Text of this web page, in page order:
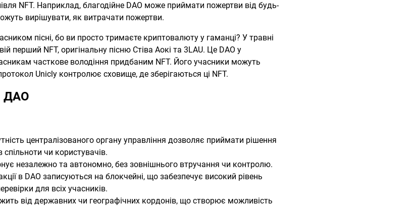
NFT. Наприклад, благодійне DAO може приймати пожертви від будь-
вирішувати, як витрачати пожертви.
пісні, бо ви просто тримаєте криптовалюту у гаманці? У травні
перший NFT, оригінальну пісню Стіва Аокі та 3LAU. Це DAO у
часткове володіння придбаним NFT. Його учасники можуть
Unicly контролює сховище, де зберігаються ці NFT.
ДАО
централізованого органу управління дозволяє приймати рішення
чи користувачів.
незалежно та автономно, без зовнішнього втручання чи контролю.
в DAO записуються на блокчейні, що забезпечує високий рівень
для всіх учасників.
від державних чи географічних кордонів, що створює можливість